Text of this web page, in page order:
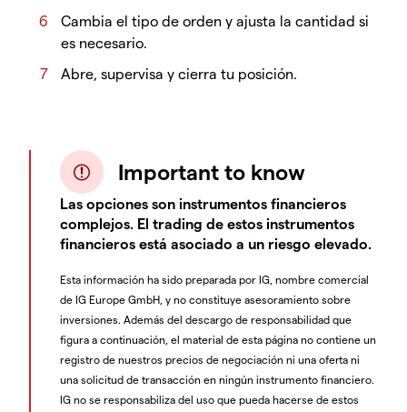
Cambia el tipo de orden y ajusta la cantidad si
es necesario.
Abre, supervisa y cierra tu posición.
Important to know
Las opciones son instrumentos financieros
complejos. El trading de estos instrumentos
financieros está asociado a un riesgo elevado.
Esta información ha sido preparada por IG, nombre comercial
de IG Europe GmbH, y no constituye asesoramiento sobre
inversiones. Además del descargo de responsabilidad que
figura a continuación, el material de esta página no contiene un
registro de nuestros precios de negociación ni una oferta ni
una solicitud de transacción en ningún instrumento financiero.
IG no se responsabiliza del uso que pueda hacerse de estos